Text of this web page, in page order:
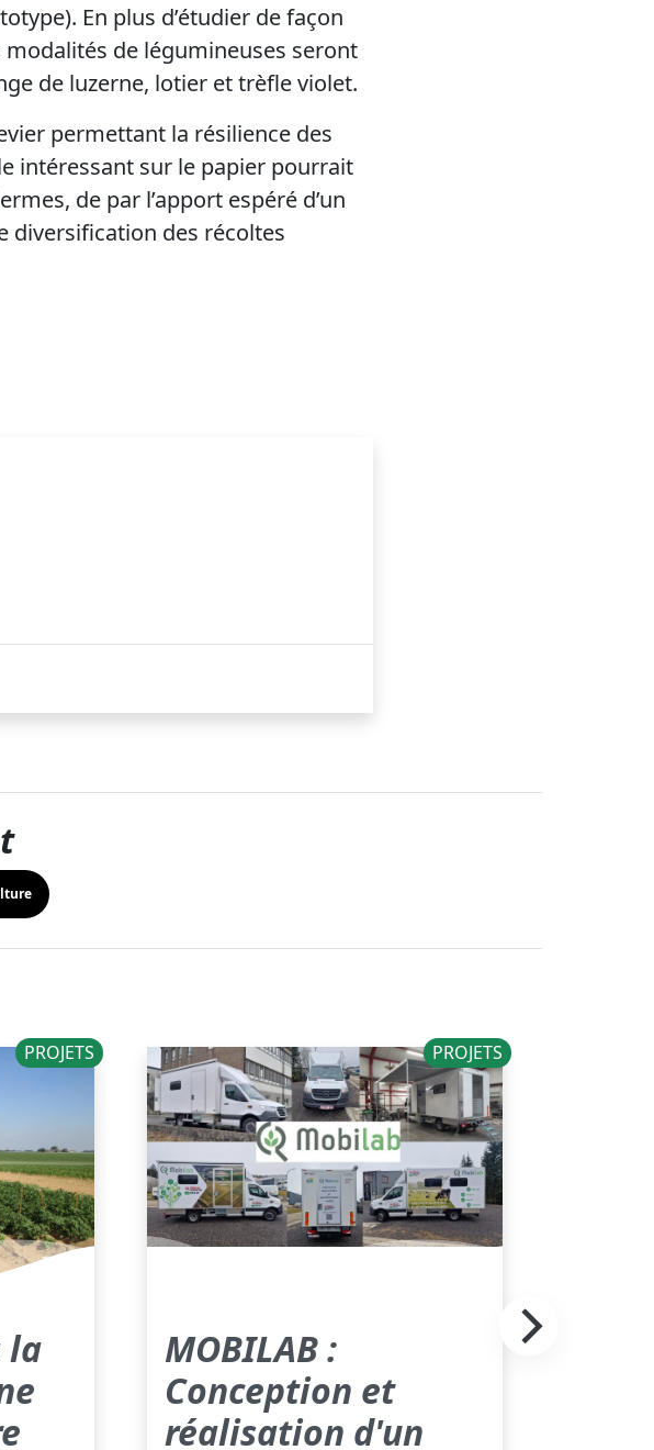
En plus d’étudier de façon
de légumineuses seront
de luzerne, lotier et trèfle violet.
permettant la résilience des
intéressant sur le papier pourrait
de par l’apport espéré d’un
diversification des récoltes
PROJETS
la
PROJETS
MOBILAB :
Conception et
réalisation d'un